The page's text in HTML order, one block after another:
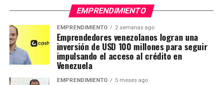
EMPRENDIMIENTO
EMPRENDIMIENTO 2 semanas ago
Emprendedores venezolanos logran una
inversión de USD 100 millones para seguir
impulsando el acceso al crédito en
Venezuela
EMPRENDIMIENTO 5 meses ago